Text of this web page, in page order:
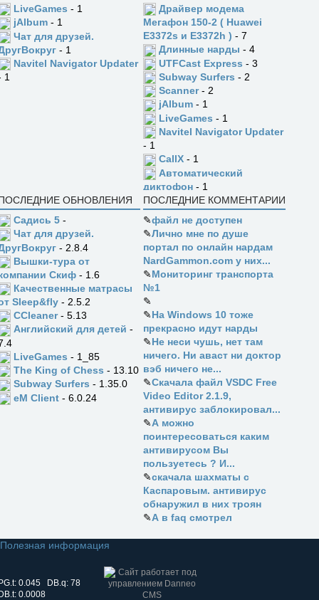
LiveGames - 1
jAlbum - 1
Чат для друзей.
- 1
Navitel Navigator Updater
1
Драйвер модема
Мегафон 150-2 ( Huawei
E3372s и E3372h ) - 7
Длинные нарды - 4
UTFCast Express - 3
Subway Surfers - 2
Scanner- 2
jAlbum - 1
LiveGames - 1
Navitel Navigator Updater
- 1
CallX - 1
Автоматический
диктофон - 1
ОБНОВЛЕНИЯ
Садись 5 -
Чат для друзей.
- 2.8.4
Вышки-тура от
Скиф - 1.6
Качественные матрасы
Sleep&fly - 2.5.2
CCleaner- 5.13
Английский для детей -
LiveGames - 1_85
The King of Chess - 13.10
Subway Surfers - 1.35.0
eM Client - 6.0.24
ПОСЛЕДНИЕ КОММЕНТАРИИ
✎файл не доступен
✎Лично мне по душе
портал по онлайн нардам
NardGammon.com у них...
✎Мониторинг транспорта
№1
✎
✎На Windows 10 тоже
прекрасно идут нарды
✎Не неси чушь, нет там
ничего. Ни аваст ни доктор
вэб ничего не...
✎Скачала файл VSDC Free
Video Editor 2.1.9,
антивирус заблокировал...
✎А можно
поинтересоваться каким
антивирусом Вы
пользуетесь ? И...
✎скачала шахматы с
Каспаровым. антивирус
обнаружил в них троян
✎А в faq смотрел
Полезная информация
0.045 DB.q: 78
0.0008